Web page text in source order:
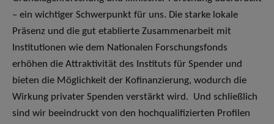
– ein wichtiger Schwerpunkt für uns. Die starke lokale
Präsenz und die gut etablierte Zusammenarbeit mit
Institutionen wie dem Nationalen Forschungsfonds
erhöhen die Attraktivität des Instituts für Spender und
bieten die Möglichkeit der Kofinanzierung, wodurch die
Wirkung privater Spenden verstärkt wird. Und schließlich
sind wir beeindruckt von den hochqualifizierten Profilen